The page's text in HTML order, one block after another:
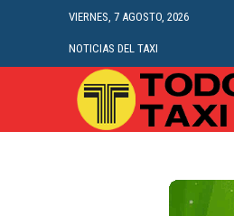
VIERNES, 7 AGOSTO, 2026
NOTICIAS DEL TAXI